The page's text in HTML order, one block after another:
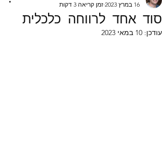
סוד אחד לרווחה כלכלית
16 במרץ 2023
זמן קריאה 3 דקות
עודכן: 10 במאי 2023